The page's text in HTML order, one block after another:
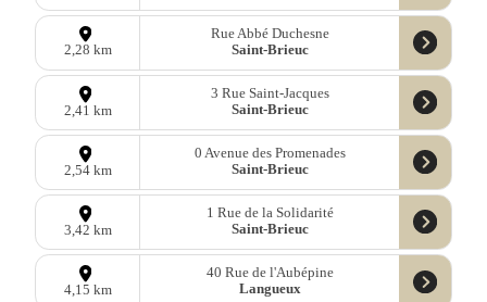
2,28 km
Rue Abbé Duchesne
Saint-Brieuc
2,41 km
3 Rue Saint-Jacques
Saint-Brieuc
2,54 km
0 Avenue des Promenades
Saint-Brieuc
3,42 km
1 Rue de la Solidarité
Saint-Brieuc
4,15 km
40 Rue de l'Aubépine
Langueux